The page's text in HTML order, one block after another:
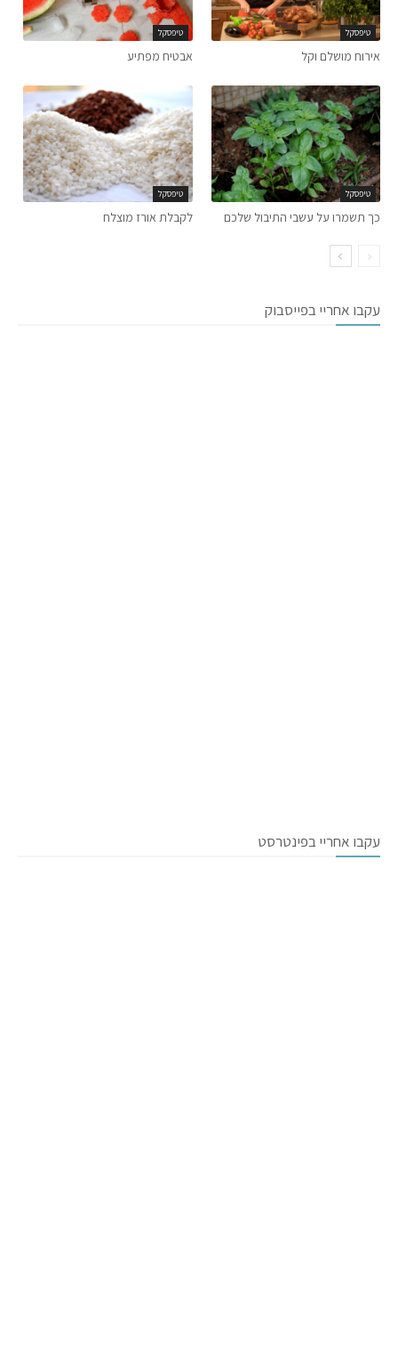
טיפסקל
אירוח מושלם וקל
טיפסקל
אבטיח מפתיע
טיפסקל
כך תשמרו על עשבי התיבול שלכם
טיפסקל
לקבלת אורז מוצלח
עקבו אחריי בפייסבוק
עקבו אחריי בפינטרסט